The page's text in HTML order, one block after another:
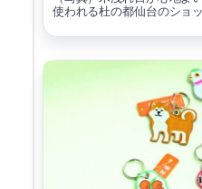
使われる杜の都仙台のショ